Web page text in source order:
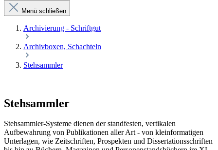
Menü schließen
Archivierung - Schriftgut
Archivboxen, Schachteln
Stehsammler
Stehsammler
Stehsammler-Systeme dienen der standfesten, vertikalen
Aufbewahrung von Publikationen aller Art - von kleinformatigen
Unterlagen, wie Zeitschriften, Prospekten und Dissertationsschriften